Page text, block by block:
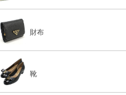
財布
靴